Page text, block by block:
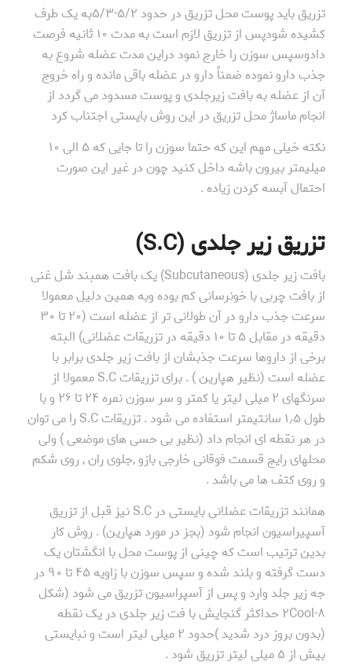
تزریق باید پوست محل تزریق در حدود ۵/۲-۵/۳به یک طرف
کشیده شودپس از تزریق لازم است به مدت ۱۰ ثانیه فرصت
دادوسپس سوزن را خارج نمود دراین مدت عضله شروع به
جذب دارو نموده ضمناً دارو در عضله باقی مانده و راه خروج
آن از عضله به بافت زیرجلدی و پوست مسدود می گردد از
انجام ماساژ محل تزریق در این روش بایستی اجتناب کرد
نکته خیلی مهم این که حتما سوزن را تا جایی که ۵ الی ۱۰
میلیمتر بیرون باشه داخل کنید چون در غیر این صورت
احتمال آبسه کردن زیاده .
تزریق زیر جلدی (S.C)
بافت زیر جلدی (Subcutaneous) یک بافت همبند شل غنی
از بافت چربی با خونرسانی کم بوده وبه همین دلیل معمولا
سرعت جذب دارو در آن طولانی تر از عضله است (۲۰ تا ۳۰
دقیقه در مقابل ۵ تا ۱۰ دقیقه در تزریقات عضلانی) البته
برخی از داروها سرعت جذبشان از بافت زیر جلدی برابر با
عضله است (نظیر هپارین ) . برای تزریقات S.C معمولا از
سرنگهای ۲ میلی لیتر یا کمتر و سر سوزن نمره ۲۴ تا ۲۶ و با
طول ۱٫۵ سانتیمتر استفاده می شود . تزریقات S.C را می توان
در هر نقطه ای انجام داد (نظیر بی حسی های موضعی ) ولی
محلهای رایج قسمت فوقانی خارجی بازو ,جلوی ران , روی شکم
و روی کتف ها می باشد .
همانند تزریقات عضلانی بایستی در S.C نیز قبل از تزریق
آسپیراسیون انجام شود (بجز در مورد هپارین) . روش کار
بدین ترتیب است که چینی از پوست محل با انگشتان یک
دست گرفته و بلند شده و سپس سوزن با زاویه ۴۵ تا ۹۰ در
جه زیر جلد وارد و پس از آسپراسیون تزریق می شود (شکل
۸-۲Cool حداکثر گنجایش با فت زیر جلدی در یک نقطه
(بدون بروز درد شدید )حدود ۲ میلی لیتر است و نبایستی
بیش از ۵ میلی لیتر تزریق شود .